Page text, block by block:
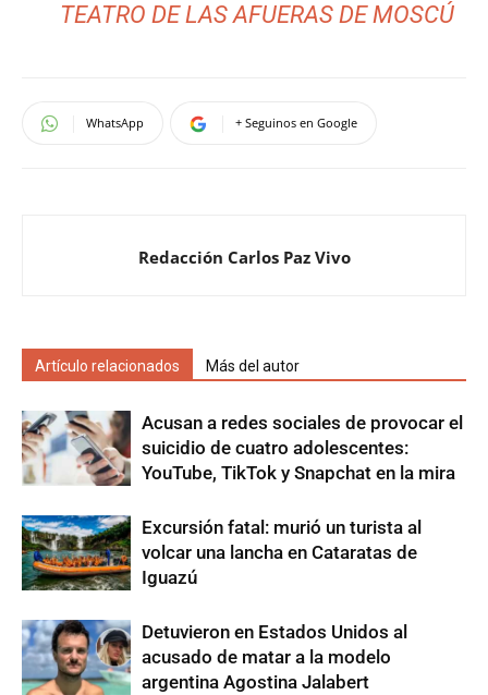
TEATRO DE LAS AFUERAS DE MOSCÚ
WhatsApp + Seguinos en Google
Redacción Carlos Paz Vivo
Artículo relacionados Más del autor
Acusan a redes sociales de provocar el
suicidio de cuatro adolescentes:
YouTube, TikTok y Snapchat en la mira
Excursión fatal: murió un turista al
volcar una lancha en Cataratas de
Iguazú
Detuvieron en Estados Unidos al
acusado de matar a la modelo
argentina Agostina Jalabert